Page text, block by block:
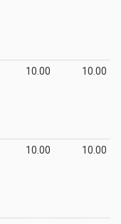
10.00 10.00
10.00 10.00